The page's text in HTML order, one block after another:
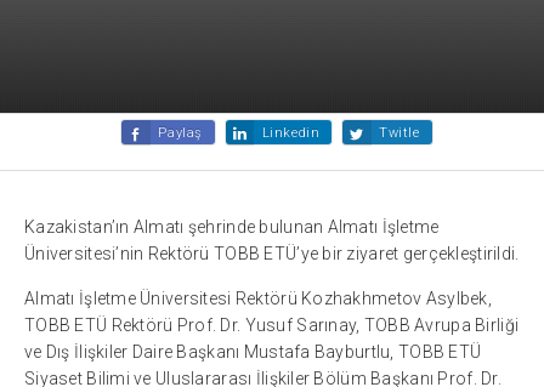
Paylaş Linkedin Twitle
Kazakistan’ın Almatı şehrinde bulunan Almatı İşletme
Üniversitesi’nin Rektörü TOBB ETÜ’ye bir ziyaret gerçekleştirildi.
Almatı İşletme Üniversitesi Rektörü Kozhakhmetov Asylbek,
TOBB ETÜ Rektörü Prof. Dr. Yusuf Sarınay, TOBB Avrupa Birliği
ve Dış İlişkiler Daire Başkanı Mustafa Bayburtlu, TOBB ETÜ
Siyaset Bilimi ve Uluslararası İlişkiler Bölüm Başkanı Prof. Dr.